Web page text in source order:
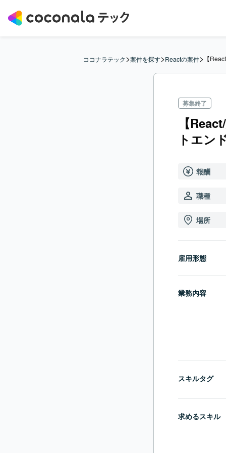
ココナラテック>案件を探す>Reactの案件> 【
募集終了
【
トエン
報酬
職種
場所
雇用形態
業務内容
スキルタグ
求めるスキル